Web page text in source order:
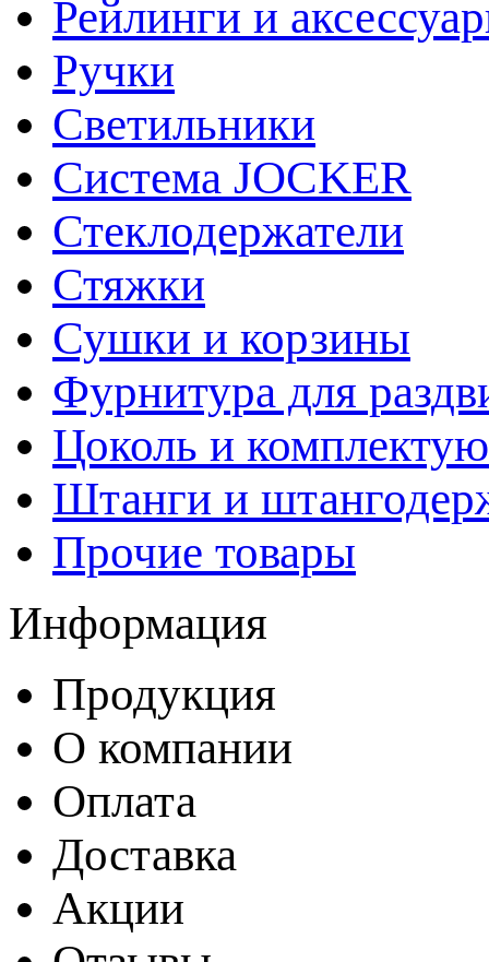
Рейлинги и
Ручки
Светильники
Система JOCKER
Стеклодержатели
Стяжки
Сушки и корзины
Фурнитура для
Цоколь и
Штанги и
Прочие товары
Информация
Продукция
О компании
Оплата
Доставка
Акции